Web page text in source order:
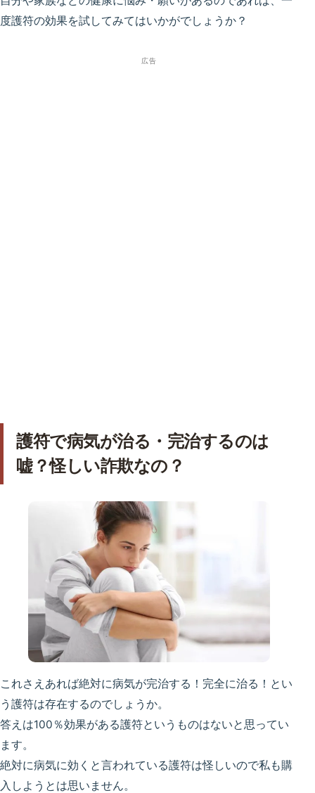
度護符の効果を試してみてはいかがでしょうか？
広告
護符で病気が治る・完治するのは
嘘？怪しい詐欺なの？
これさえあれば絶対に病気が完治する！完全に治る！とい
う護符は存在するのでしょうか。
答えは100％効果がある護符というものはないと思ってい
ます。
絶対に病気に効くと言われている護符は怪しいので私も購
入しようとは思いません。